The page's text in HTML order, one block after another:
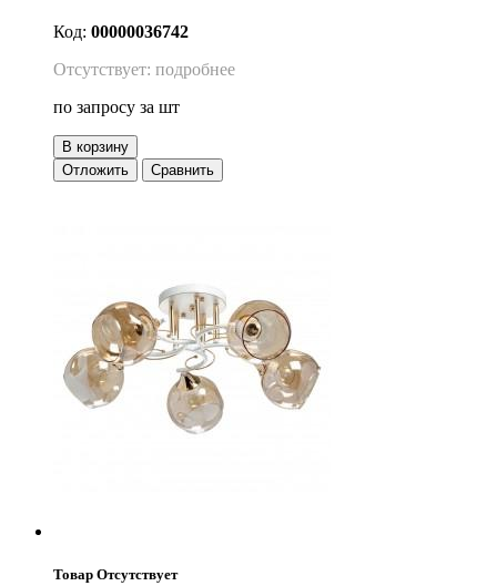
Код: 00000036742
Отсутствует: подробнее
по запросу за шт
В корзину
Отложить
Сравнить
Товар Отсутствует